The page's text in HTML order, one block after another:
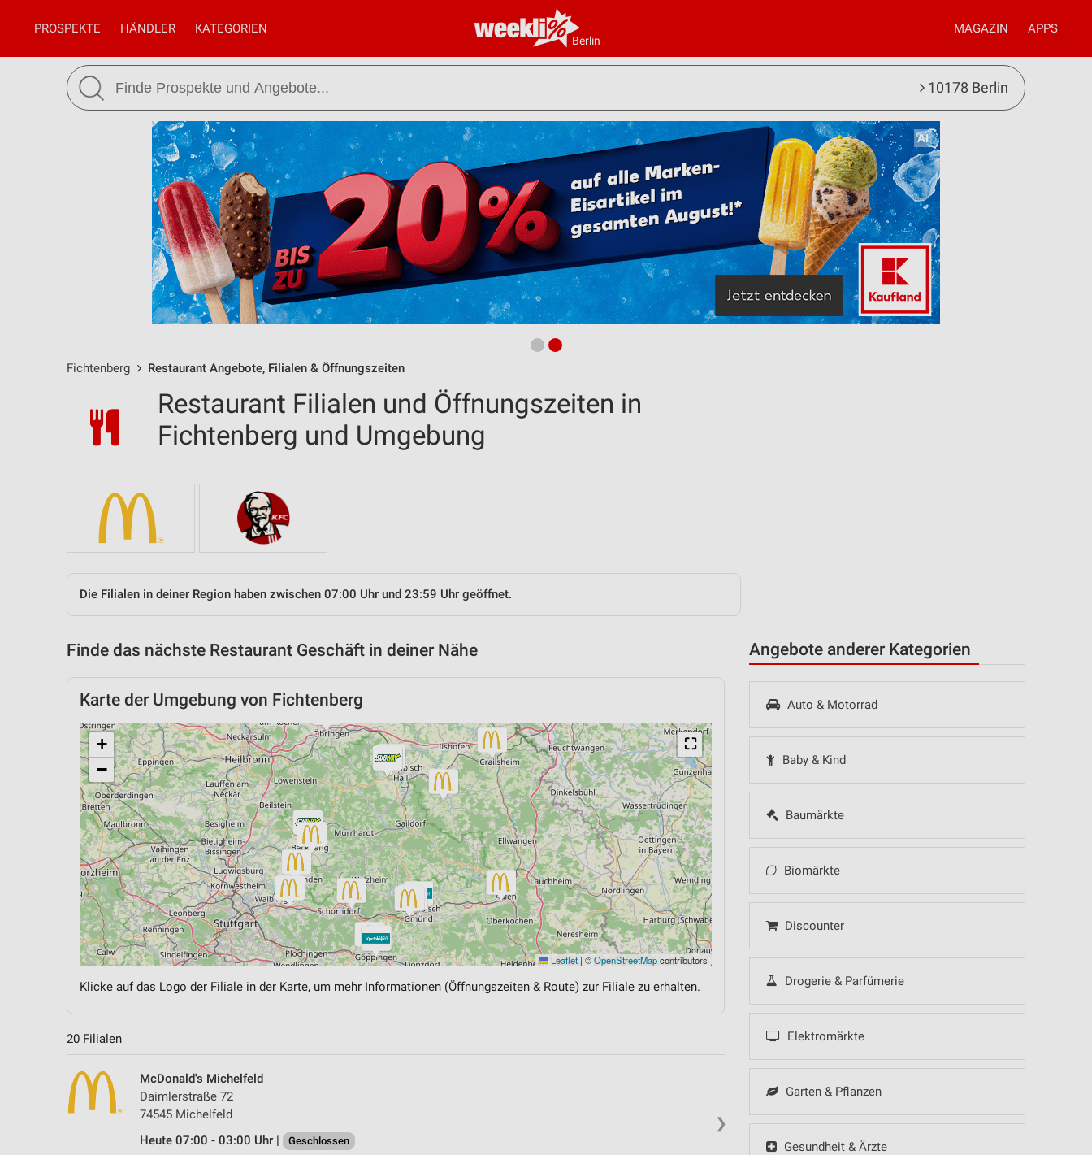
Berlin
PROSPEKTE HÄNDLER KATEGORIEN MAGAZIN APPS
10178 Berlin
Fichtenberg Restaurant Angebote, Filialen & Öffnungszeiten
Angebote anderer Kategorien
Auto & Motorrad
Baby & Kind
Baumärkte
Biomärkte
Discounter
Drogerie & Parfümerie
Elektromärkte
Garten & Pflanzen
Gesundheit & Ärzte
Restaurant Filialen und Öffnungszeiten in
Fichtenberg und Umgebung
Die Filialen in deiner Region haben zwischen 07:00 Uhr und 23:59 Uhr geöffnet.
Finde das nächste Restaurant Geschäft in deiner Nähe
Karte der Umgebung von Fichtenberg
⛶
+
−
Leaflet | ©OpenStreetMapcontributors
Klicke auf das Logo der Filiale in der Karte, um mehr Informationen (Öffnungszeiten & Route) zur Filiale zu erhalten.
20 Filialen
❯
McDonald's Michelfeld
Daimlerstraße 72
74545 Michelfeld
Heute 07:00 - 03:00 Uhr |
Geschlossen